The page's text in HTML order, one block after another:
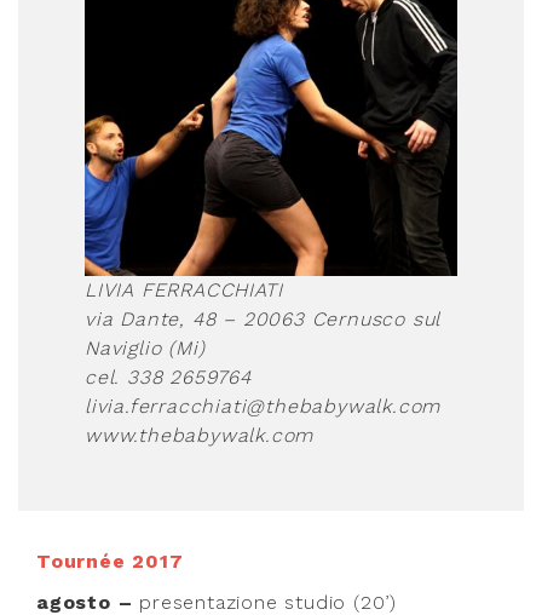
LIVIA FERRACCHIATI
via Dante, 48 – 20063 Cernusco sul
Naviglio (Mi)
cel. 338 2659764
livia.ferracchiati@thebabywalk.com
www.thebabywalk.com
Tournée 2017
agosto – presentazione studio (20’)